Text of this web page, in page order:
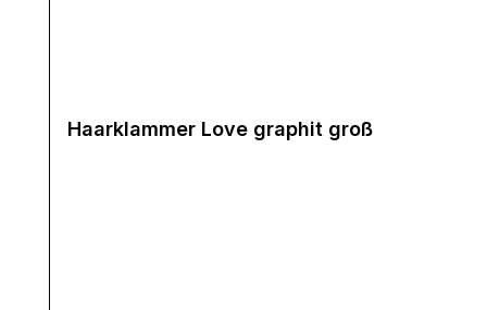
Haarklammer Love graphit groß